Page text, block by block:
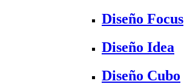
Diseño Focus
Diseño Idea
Diseño Cubo